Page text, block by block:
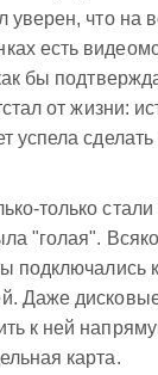
уверен, что на
есть
бы
от жизни:
успела
только
"голая".
подключались
Даже
к ней
карта.